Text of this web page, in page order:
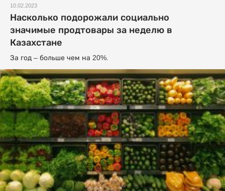
10.02.2023
Насколько подорожали социально
значимые продтовары за неделю в
Казахстане
За год – больше чем на 20%.